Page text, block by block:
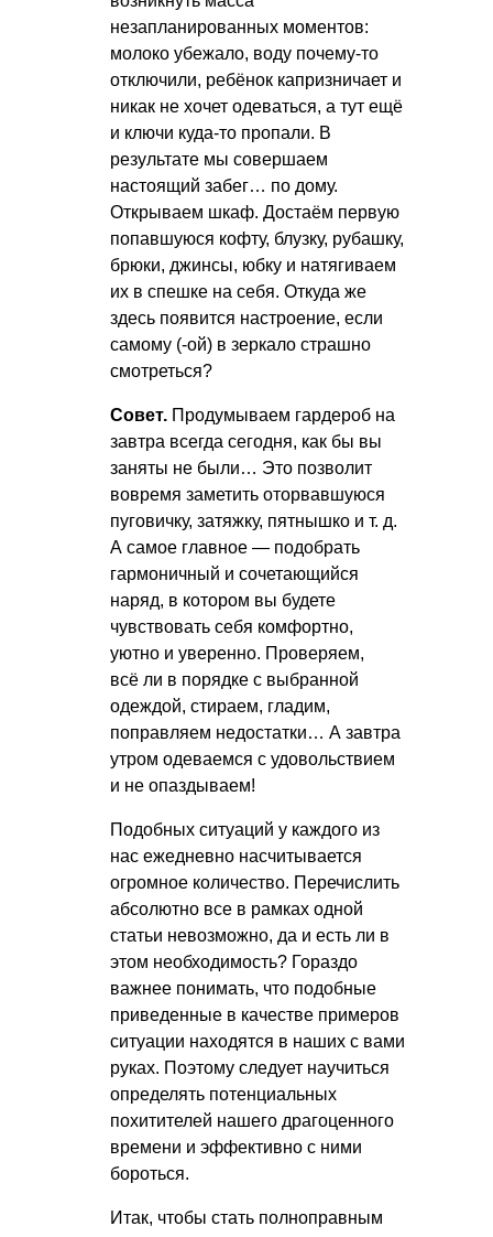
незапланированных моментов:
молоко убежало, воду почему-то
отключили, ребёнок капризничает и
никак не хочет одеваться, а тут ещё
и ключи куда-то пропали. В
результате мы совершаем
настоящий забег… по дому.
Открываем шкаф. Достаём первую
попавшуюся кофту, блузку, рубашку,
брюки, джинсы, юбку и натягиваем
их в спешке на себя. Откуда же
здесь появится настроение, если
самому (-ой) в зеркало страшно
смотреться?
Совет. Продумываем гардероб на
завтра всегда сегодня, как бы вы
заняты не были… Это позволит
вовремя заметить оторвавшуюся
пуговичку, затяжку, пятнышко и т. д.
А самое главное — подобрать
гармоничный и сочетающийся
наряд, в котором вы будете
чувствовать себя комфортно,
уютно и уверенно. Проверяем,
всё ли в порядке с выбранной
одеждой, стираем, гладим,
поправляем недостатки… А завтра
утром одеваемся с удовольствием
и не опаздываем!
Подобных ситуаций у каждого из
нас ежедневно насчитывается
огромное количество. Перечислить
абсолютно все в рамках одной
статьи невозможно, да и есть ли в
этом необходимость? Гораздо
важнее понимать, что подобные
приведенные в качестве примеров
ситуации находятся в наших с вами
руках. Поэтому следует научиться
определять потенциальных
похитителей нашего драгоценного
времени и эффективно с ними
бороться.
Итак, чтобы стать полноправным